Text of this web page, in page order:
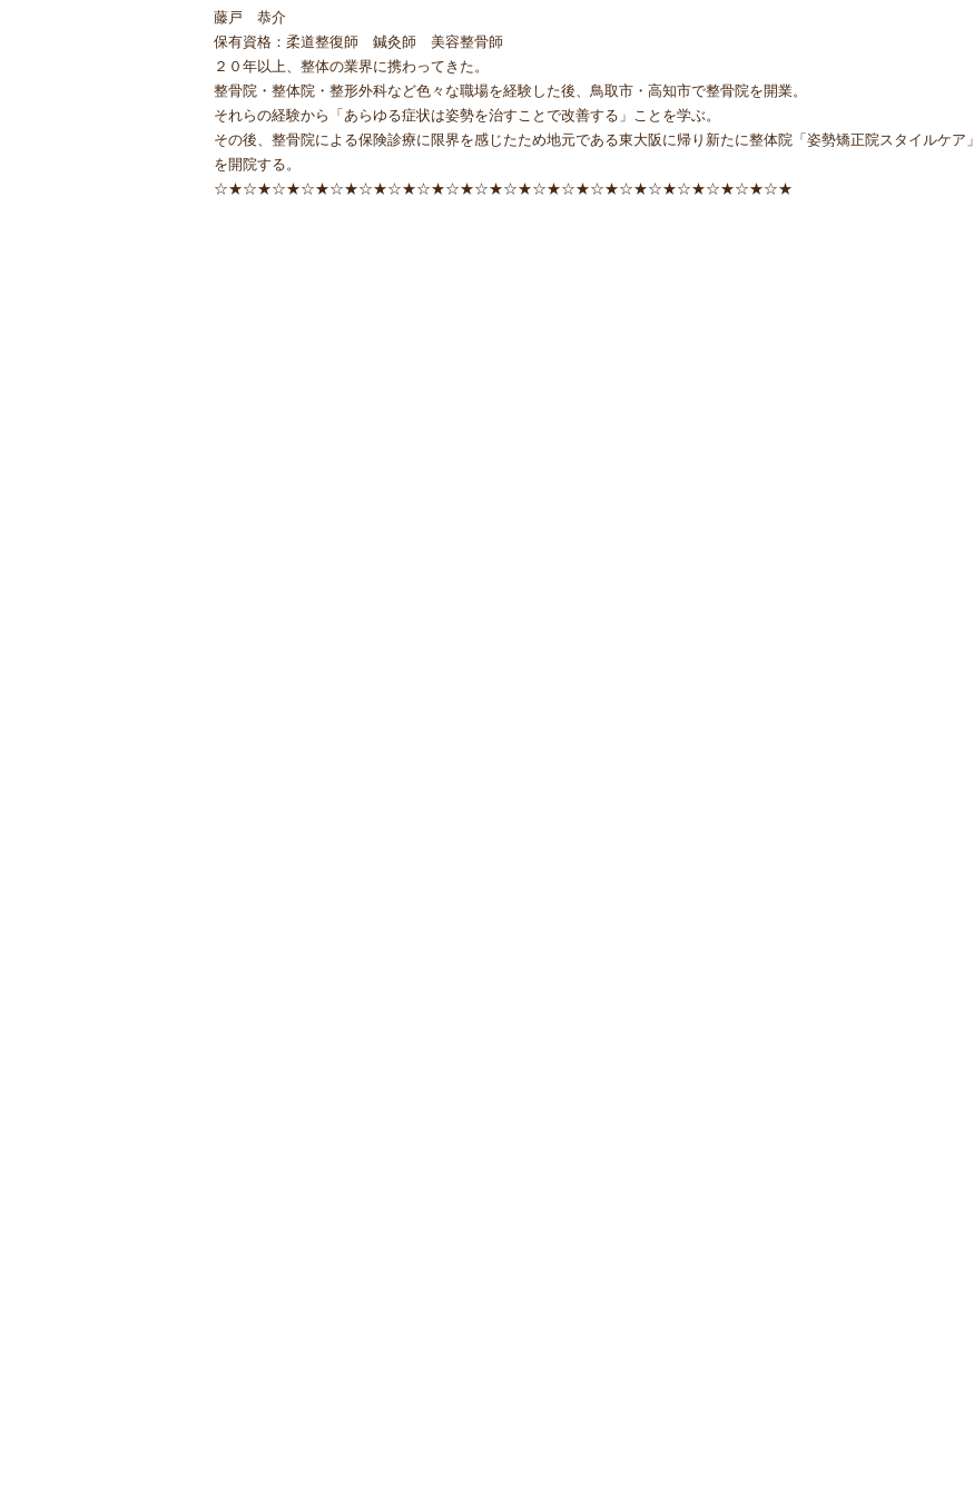
藤戸 恭介
保有資格：柔道整復師 鍼灸師 美容整骨師
２０年以上、整体の業界に携わってきた。
整骨院・整体院・整形外科など色々な職場を経験した後、鳥取市・高知市で整骨院を開業。
それらの経験から「あらゆる症状は姿勢を治すことで改善する」ことを学ぶ。
その後、整骨院による保険診療に限界を感じたため地元である東大阪に帰り新たに整体院「姿勢矯正院スタイルケア」
を開院する。
☆★☆★☆★☆★☆★☆★☆★☆★☆★☆★☆★☆★☆★☆★☆★☆★☆★☆★☆★☆★